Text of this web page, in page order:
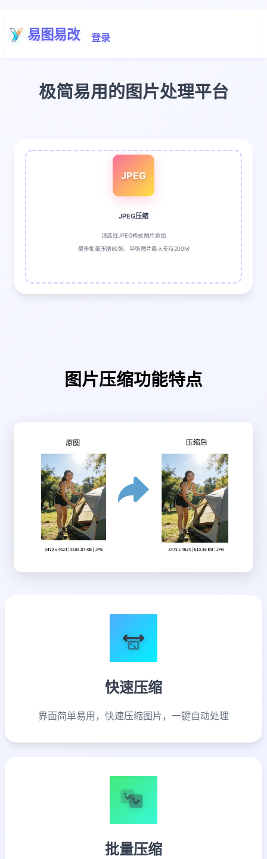
易图易改 登录
极简易用的图片处理平台
JPEG
JPEG压缩
请选择JPEG格式图片添加
最多批量压缩60张，单张图片最大支持200M
图片压缩功能特点
快速压缩
界面简单易用，快速压缩图片，一键自动处理
批量压缩